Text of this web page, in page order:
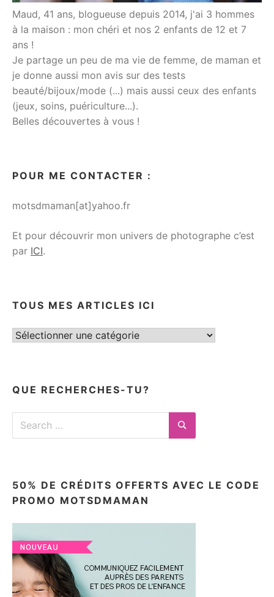
Maud, 41 ans, blogueuse depuis 2014, j'ai 3 hommes
à la maison : mon chéri et nos 2 enfants de 12 et 7
ans !
Je partage un peu de ma vie de femme, de maman et
je donne aussi mon avis sur des tests
beauté/bijoux/mode (...) mais aussi ceux des enfants
(jeux, soins, puériculture...).
Belles découvertes à vous !
POUR ME CONTACTER :
motsdmaman[at]yahoo.fr
Et pour découvrir mon univers de photographe c’est
par ICI.
TOUS MES ARTICLES ICI
Tous
QUE RECHERCHES-TU?
Search
Search
50% DE CRÉDITS OFFERTS AVEC LE CODE
PROMO MOTSDMAMAN